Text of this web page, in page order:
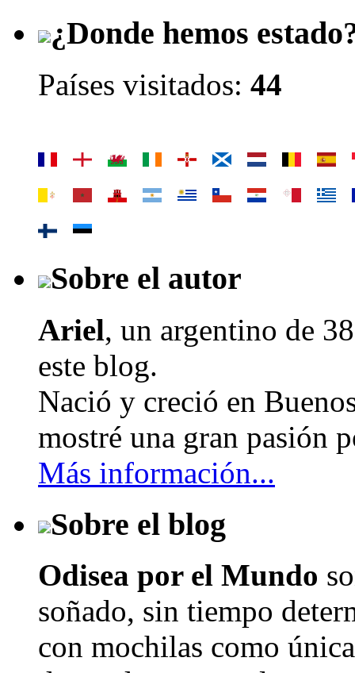
¿Donde hemos
Países visitados: 44
Sobre el autor
Ariel, un argentino de
este blog.
Nació y creció en
mostré una gran pasión
Más información...
Sobre el blog
Odisea por el Mundo
soñado, sin tiempo
con mochilas como